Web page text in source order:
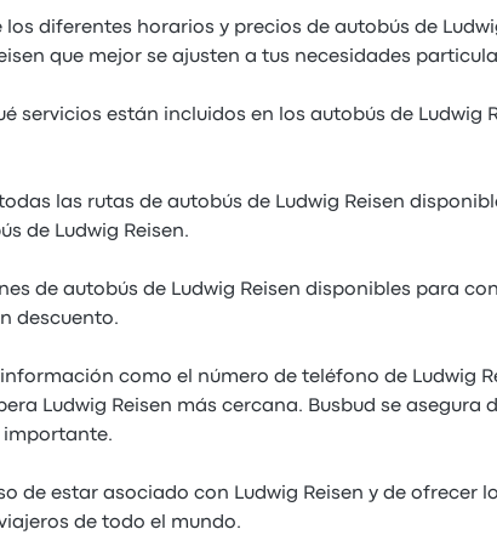
los diferentes horarios y precios de autobús de
que mejor se ajusten a tus necesidades
servicios están incluidos en los autobús de Ludwig
todas las rutas de autobús de Ludwig Reisen
de Ludwig Reisen.
de autobús de Ludwig Reisen disponibles para
descuento.
como el número de teléfono de Ludwig
Ludwig Reisen más cercana. Busbud se asegura
de estar asociado con Ludwig Reisen y de ofrecer
de todo el mundo.